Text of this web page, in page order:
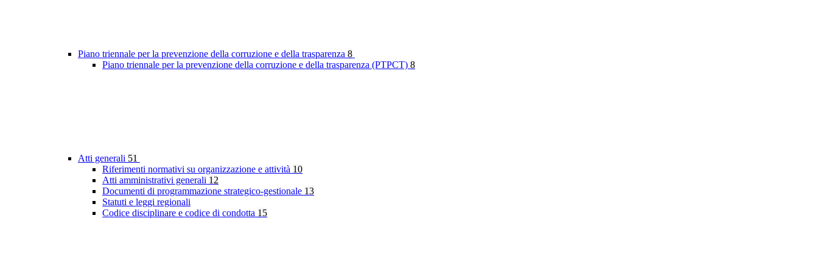
Piano triennale per la prevenzione della corruzione e della trasparenza 8
Piano triennale per la prevenzione della corruzione e della trasparenza (PTPCT) 8
Atti generali 51
Riferimenti normativi su organizzazione e attività 10
Atti amministrativi generali 12
Documenti di programmazione strategico-gestionale 13
Statuti e leggi regionali
Codice disciplinare e codice di condotta 15